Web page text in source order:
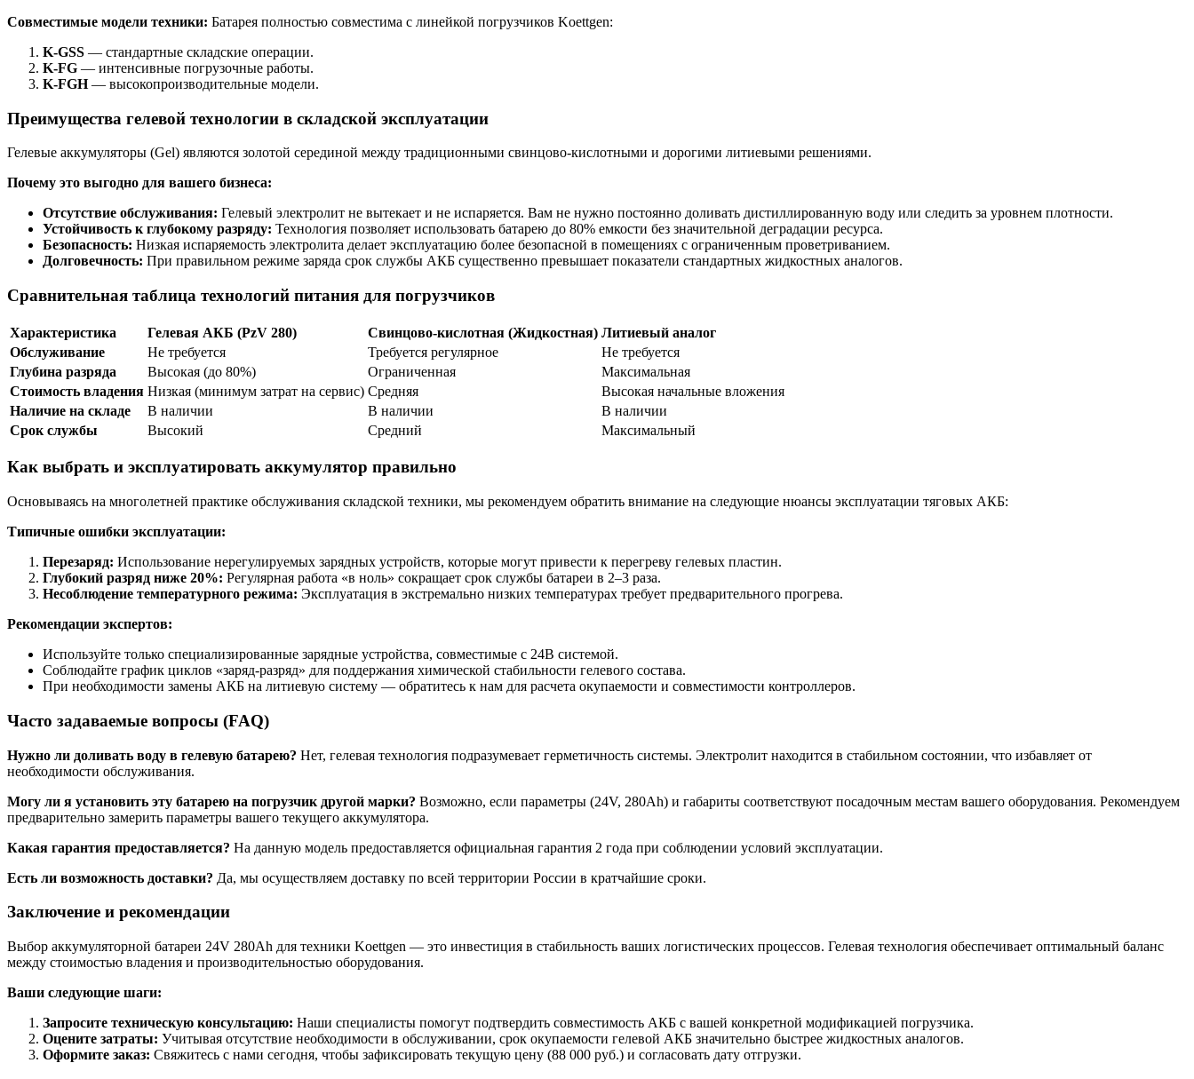
Совместимые модели техники: Батарея полностью совместима с линейкой погрузчиков Koettgen:
K-GSS — стандартные складские операции.
K-FG — интенсивные погрузочные работы.
K-FGH— высокопроизводительные модели.
Преимущества гелевой технологии в складской эксплуатации
Гелевые аккумуляторы (Gel) являются золотой серединой между традиционными свинцово-кислотными и дорогими литиевыми решениями.
Почему это выгодно для вашего бизнеса:
Отсутствие обслуживания: Гелевый электролит не вытекает и не испаряется. Вам не нужно постоянно доливать дистиллированную воду или следить за уровнем плотности.
Устойчивость к глубокому разряду: Технология позволяет использовать батарею до 80% емкости без значительной деградации ресурса.
Безопасность: Низкая испаряемость электролита делает эксплуатацию более безопасной в помещениях с ограниченным проветриванием.
Долговечность: При правильном режиме заряда срок службы АКБ существенно превышает показатели стандартных жидкостных аналогов.
Сравнительная таблица технологий питания для погрузчиков
Характеристика Гелевая АКБ (PzV 280) Свинцово-кислотная (Жидкостная) Литиевый аналог
Обслуживание
Не требуется Требуется регулярное
Не требуется
Глубина разряда
Высокая (до 80%) Ограниченная
Максимальная
Стоимость владения Низкая (минимум затрат на сервис) Средняя
Высокая начальные вложения
Наличие на складе
В наличии В наличии
В наличии
Срок службы
Высокий Средний Максимальный
Как выбрать и эксплуатировать аккумулятор правильно
Основываясь на многолетней практике обслуживания складской техники, мы рекомендуем обратить внимание на следующие нюансы эксплуатации тяговых АКБ:
Типичные ошибки эксплуатации:
Перезаряд: Использование нерегулируемых зарядных устройств, которые могут привести к перегреву гелевых пластин.
Глубокий разряд ниже 20%: Регулярная работа «в ноль» сокращает срок службы батареи в 2–3 раза.
Несоблюдение температурного режима: Эксплуатация в экстремально низких температурах требует предварительного прогрева.
Рекомендации экспертов:
Используйте только специализированные зарядные устройства, совместимые с 24В системой.
Соблюдайте график циклов «заряд-разряд» для поддержания химической стабильности гелевого состава.
При необходимости замены АКБ на литиевую систему — обратитесь к нам для расчета окупаемости и совместимости контроллеров.
Часто задаваемые вопросы (FAQ)
Нужно ли доливать воду в гелевую батарею? Нет, гелевая технология подразумевает герметичность системы. Электролит находится в стабильном состоянии, что избавляет от
необходимости обслуживания.
Могу ли я установить эту батарею на погрузчик другой марки? Возможно, если параметры (24V, 280Ah) и габариты соответствуют посадочным местам вашего оборудования. Рекомендуем
предварительно замерить параметры вашего текущего аккумулятора.
Какая гарантия предоставляется? На данную модель предоставляется официальная гарантия 2 года при соблюдении условий эксплуатации.
Есть ли возможность доставки? Да, мы осуществляем доставку по всей территории России в кратчайшие сроки.
Заключение и рекомендации
Выбор аккумуляторной батареи 24V 280Ah для техники Koettgen — это инвестиция в стабильность ваших логистических процессов. Гелевая технология обеспечивает оптимальный баланс
между стоимостью владения и производительностью оборудования.
Ваши следующие шаги:
Запросите техническую консультацию: Наши специалисты помогут подтвердить совместимость АКБ с вашей конкретной модификацией погрузчика.
Оцените затраты: Учитывая отсутствие необходимости в обслуживании, срок окупаемости гелевой АКБ значительно быстрее жидкостных аналогов.
Оформите заказ: Свяжитесь с нами сегодня, чтобы зафиксировать текущую цену (88 000 руб.) и согласовать дату отгрузки.